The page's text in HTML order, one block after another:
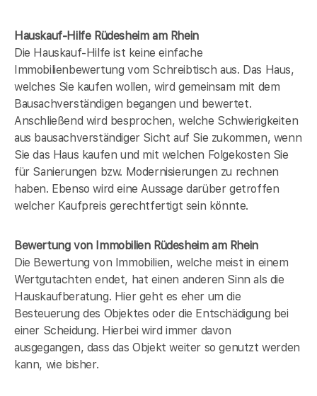
Hauskauf-Hilfe Rüdesheim am Rhein
Die Hauskauf-Hilfe ist keine einfache
Immobilienbewertung vom Schreibtisch aus. Das Haus,
welches Sie kaufen wollen, wird gemeinsam mit dem
Bausachverständigen begangen und bewertet.
Anschließend wird besprochen, welche Schwierigkeiten
aus bausachverständiger Sicht auf Sie zukommen, wenn
Sie das Haus kaufen und mit welchen Folgekosten Sie
für Sanierungen bzw. Modernisierungen zu rechnen
haben. Ebenso wird eine Aussage darüber getroffen
welcher Kaufpreis gerechtfertigt sein könnte.
Bewertung von Immobilien Rüdesheim am Rhein
Die Bewertung von Immobilien, welche meist in einem
Wertgutachten endet, hat einen anderen Sinn als die
Hauskaufberatung. Hier geht es eher um die
Besteuerung des Objektes oder die Entschädigung bei
einer Scheidung. Hierbei wird immer davon
ausgegangen, dass das Objekt weiter so genutzt werden
kann, wie bisher.